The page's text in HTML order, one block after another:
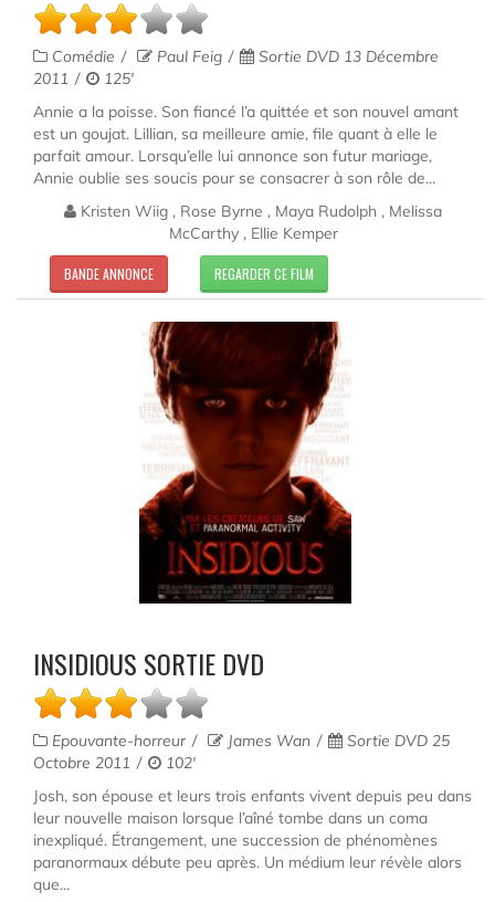
Comédie Paul Feig
Sortie DVD 13 Décembre
2011
125'
Annie a la poisse. Son fiancé l’a quittée et son nouvel amant
est un goujat. Lillian, sa meilleure amie, file quant à elle le
parfait amour. Lorsqu’elle lui annonce son futur mariage,
Annie oublie ses soucis pour se consacrer à son rôle de...
Kristen Wiig , Rose Byrne , Maya Rudolph , Melissa
McCarthy , Ellie Kemper
BANDE ANNONCE REGARDER CE FILM
INSIDIOUS SORTIE DVD
Epouvante-horreur James Wan
Sortie DVD 25
Octobre 2011
102'
Josh, son épouse et leurs trois enfants vivent depuis peu dans
leur nouvelle maison lorsque l’aîné tombe dans un coma
inexpliqué. Étrangement, une succession de phénomènes
paranormaux débute peu après. Un médium leur révèle alors
que...